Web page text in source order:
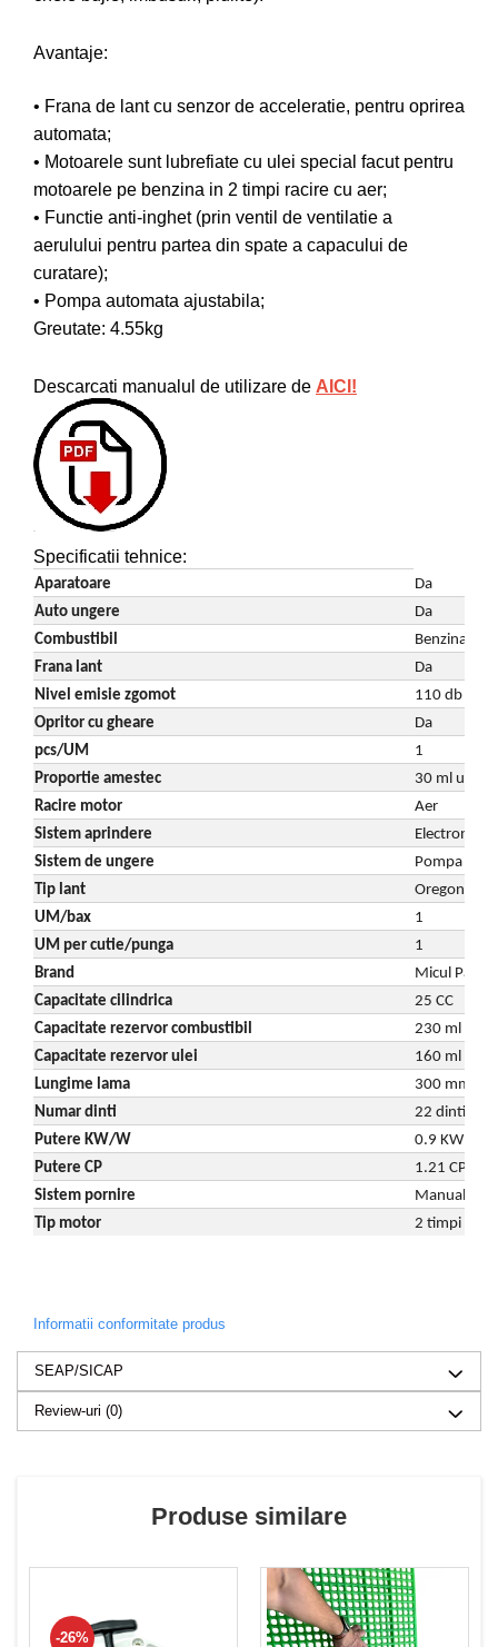
Granulatoare de furaje
Avantaje:
• Frana de lant cu senzor de acceleratie, pentru oprirea
automata;
• Motoarele sunt lubrefiate cu ulei special facut pentru
motoarele pe benzina in 2 timpi racire cu aer;
• Functie anti-inghet (prin ventil de ventilatie a
aerulului pentru partea din spate a capacului de
curatare);
• Pompa automata ajustabila;
Greutate: 4.55kg
Descarcati manualul de utilizare de AICI!
Specificatii tehnice:
Aparatoare
Da
Auto ungere
Da
Combustibil
Benzina
Frana lant
Da
Nivel emisie zgomot
110 db
Opritor cu gheare
Da
pcs/UM
1
Proportie amestec
30 ml ulei /
Racire motor
Aer
Sistem aprindere
Electronic
Sistem de ungere
Pompa
Tip lant
Oregon pas
UM/bax
1
UM per cutie/punga
1
Brand
Micul
Capacitate cilindrica
25 CC
Capacitate rezervor combustibil
230 ml
Capacitate rezervor ulei
160 ml
Lungime lama
300 mm
Numar dinti
22 dinti
Putere KW/W
0.9 KW
Putere CP
1.21 CP
Sistem pornire
Manuala
Tip motor
2 timpi
Informatii conformitate produs
SEAP/SICAP
Review-uri (0)
Produse similare
-26%